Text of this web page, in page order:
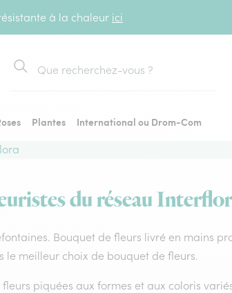
à la chaleur ici
Rechercher
Plantes
International ou Drom-Com
du réseau
Bouquet de fleurs livré en mains
le meilleur choix de bouquet de fleurs.
piquées aux formes et aux coloris